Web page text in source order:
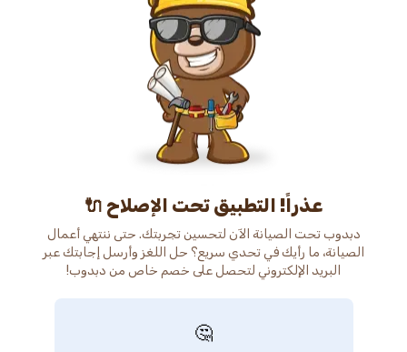
عذراً! التطبيق تحت الإصلاح 🔌
دبدوب تحت الصيانة الآن لتحسين تجربتك. حتى ننتهي أعمال
الصيانة، ما رأيك في تحدي سريع؟ حل اللغز وأرسل إجابتك عبر
البريد الإلكتروني لتحصل على خصم خاص من دبدوب!
🤔